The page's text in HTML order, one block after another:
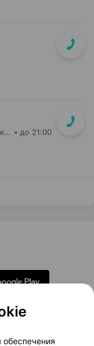
БелЛекоЦентр РУП Государственная аптека №19 до 21:00